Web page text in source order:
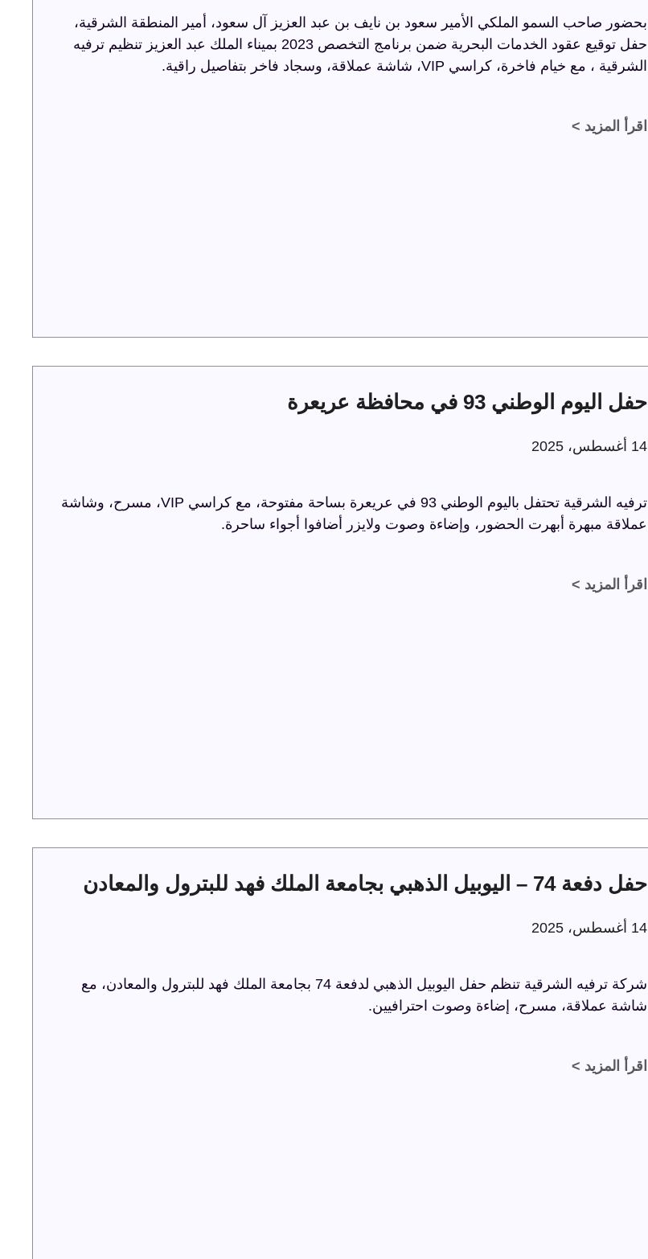
بحضور صاحب السمو الملكي الأمير سعود بن نايف بن عبد العزيز آل سعود، أمير المنطقة الشرقية،
حفل توقيع عقود الخدمات البحرية ضمن برنامج التخصص 2023 بميناء الملك عبد العزيز تنظيم ترفيه
الشرقية ، مع خيام فاخرة، كراسي VIP، شاشة عملاقة، وسجاد فاخر بتفاصيل راقية.
اقرأ المزيد >
حفل اليوم الوطني 93 في محافظة عريعرة
14 أغسطس، 2025
ترفيه الشرقية تحتفل باليوم الوطني 93 في عريعرة بساحة مفتوحة، مع كراسي VIP، مسرح، وشاشة
عملاقة مبهرة أبهرت الحضور، وإضاءة وصوت ولايزر أضافوا أجواء ساحرة.
اقرأ المزيد >
حفل دفعة 74 – اليوبيل الذهبي بجامعة الملك فهد للبترول والمعادن
14 أغسطس، 2025
شركة ترفيه الشرقية تنظم حفل اليوبيل الذهبي لدفعة 74 بجامعة الملك فهد للبترول والمعادن، مع
شاشة عملاقة، مسرح، إضاءة وصوت احترافيين.
اقرأ المزيد >